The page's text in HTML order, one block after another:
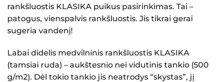
rankšluostis KLASIKA puikus pasirinkimas. Tai –
patogus, vienspalvis rankšluostis. Jis tikrai gerai
sugeria vandenį!
Labai didelis medvilninis rankšluostis KLASIKA
(tamsiai ruda) – aukštesnio nei vidutinis tankio (500
g/m2). Dėl tokio tankio jis neatrodys “skystas”, jį